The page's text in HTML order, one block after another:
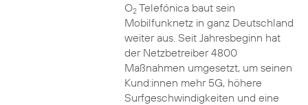
O2Telefónica baut sein
Mobilfunknetz in ganz Deutschland
weiter aus. Seit Jahresbeginn hat
der Netzbetreiber 4800
Maßnahmen umgesetzt, um seinen
Kund:innen mehr 5G, höhere
Surfgeschwindigkeiten und eine